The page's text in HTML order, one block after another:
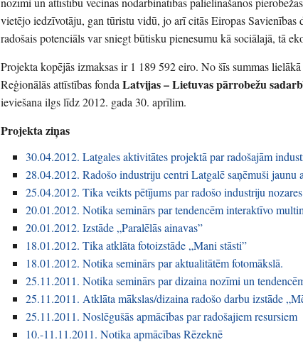
vietējo iedzīvotāju, gan tūristu vidū, jo arī citās Eiropas Savienības
radošais potenciāls var sniegt būtisku pienesumu kā sociālajā, tā
Projekta kopējās izmaksas ir 1 189 592 eiro. No šīs summas
Reģionālās attīstības fondaLatvijas – Lietuvas pārrobežu
ieviešana ilgs līdz 2012. gada 30. aprīlim.
Projekta ziņas
30.04.2012. Latgales aktivitātes projektā par radošajām
28.04.2012. Radošo industriju centri Latgalē saņēmuši jaunu
25.04.2012. Tika veikts pētījums par radošo industriju
20.01.2012. Notika seminārs par tendencēm interaktīvo
20.01.2012. Izstāde „Paralēlās ainavas”
18.01.2012. Tika atklāta fotoizstāde „Mani stāsti”
18.01.2012. Notika seminārs par aktualitātēm fotomākslā.
25.11.2011. Notika seminārs par dizaina nozīmi un
25.11.2011. Atklāta mākslas/dizaina radošo darbu izstāde
25.11.2011. Noslēgušās apmācības par radošajiem resursiem
10.-11.11.2011. Notika apmācības Rēzeknē